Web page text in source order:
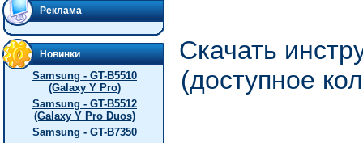
Реклама
Новинки
Samsung - GT-B5510
(Galaxy Y Pro)
Samsung - GT-B5512
(Galaxy Y Pro Duos)
Samsung - GT-B7350
Скачать
(доступное